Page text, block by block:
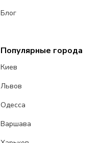
Блог
Популярные города
Киев
Львов
Одесса
Варшава